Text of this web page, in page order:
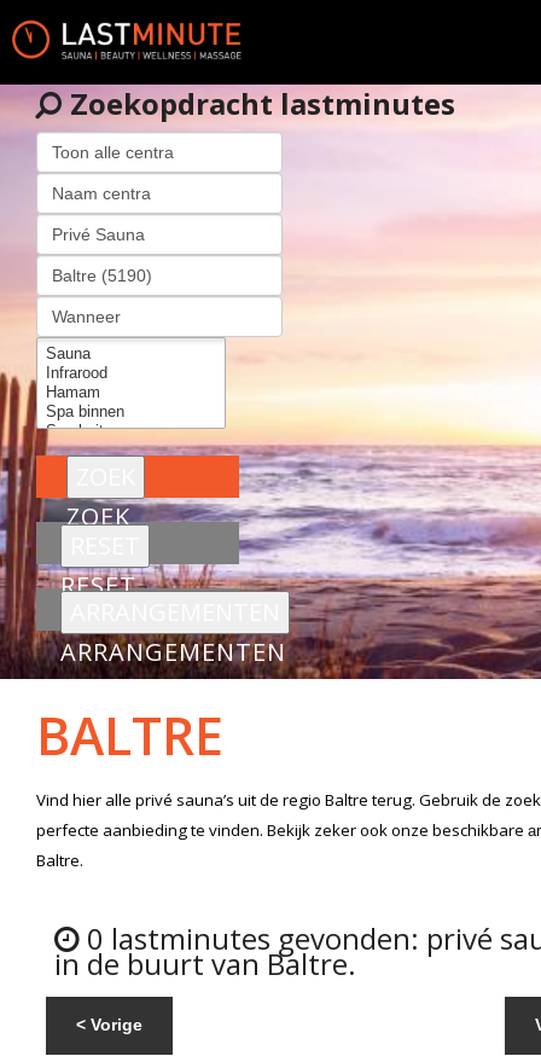
Zoekopdracht lastminutes
ZOEK
RESET
ARRANGEMENTEN
BALTRE
Vind hier alle privé sauna’s uit de regio Baltreterug. Gebruik de
perfecte aanbieding te vinden. Bekijk zeker ook onze beschikbare
Baltre.
0 lastminutes gevonden: privé
in de buurt van Baltre.
< Vorige